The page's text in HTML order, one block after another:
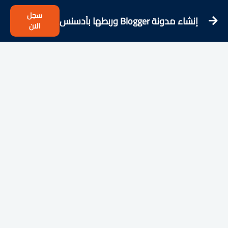
إنشاء مدونة Blogger وربطها بأدسنس
بسهولة
سجل
الان